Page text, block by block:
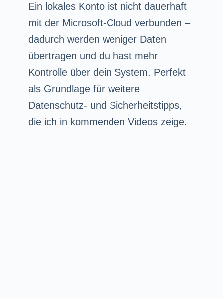
Ein lokales Konto ist nicht dauerhaft
mit der Microsoft-Cloud verbunden –
dadurch werden weniger Daten
übertragen und du hast mehr
Kontrolle über dein System. Perfekt
als Grundlage für weitere
Datenschutz- und Sicherheitstipps,
die ich in kommenden Videos zeige.